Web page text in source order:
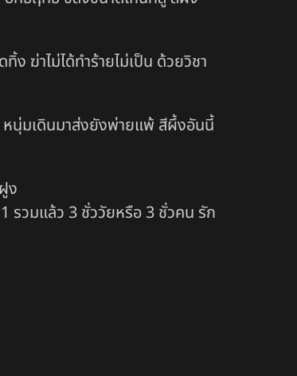
ฆ่าไม่ได้ทำร้ายไม่เป็น ด้วยวิชา
หนุ่มเดินมาส่งยังพ่ายแพ้ สีผึ้งอันนี้
ง
รวมแล้ว 3 ชั่ววัยหรือ 3 ชั่วคน รัก